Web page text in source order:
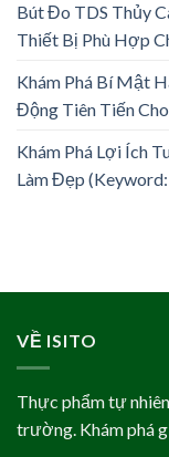
Bút Đo TDS Thủy
Thiết Bị Phù Hợp
Khám Phá Bí Mật
Động Tiên Tiến
Khám Phá Lợi Ích
Làm Đẹp
VỀ ISITO
Thực phẩm tự
trường. Khám phá